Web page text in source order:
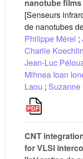
nanotube films
[Senseurs
de nanotubes
Philippe Mérel ;
Charlie Koechlin
Jean-Luc
Mihnea Ioan
Laou ;
CNT
for VLSI